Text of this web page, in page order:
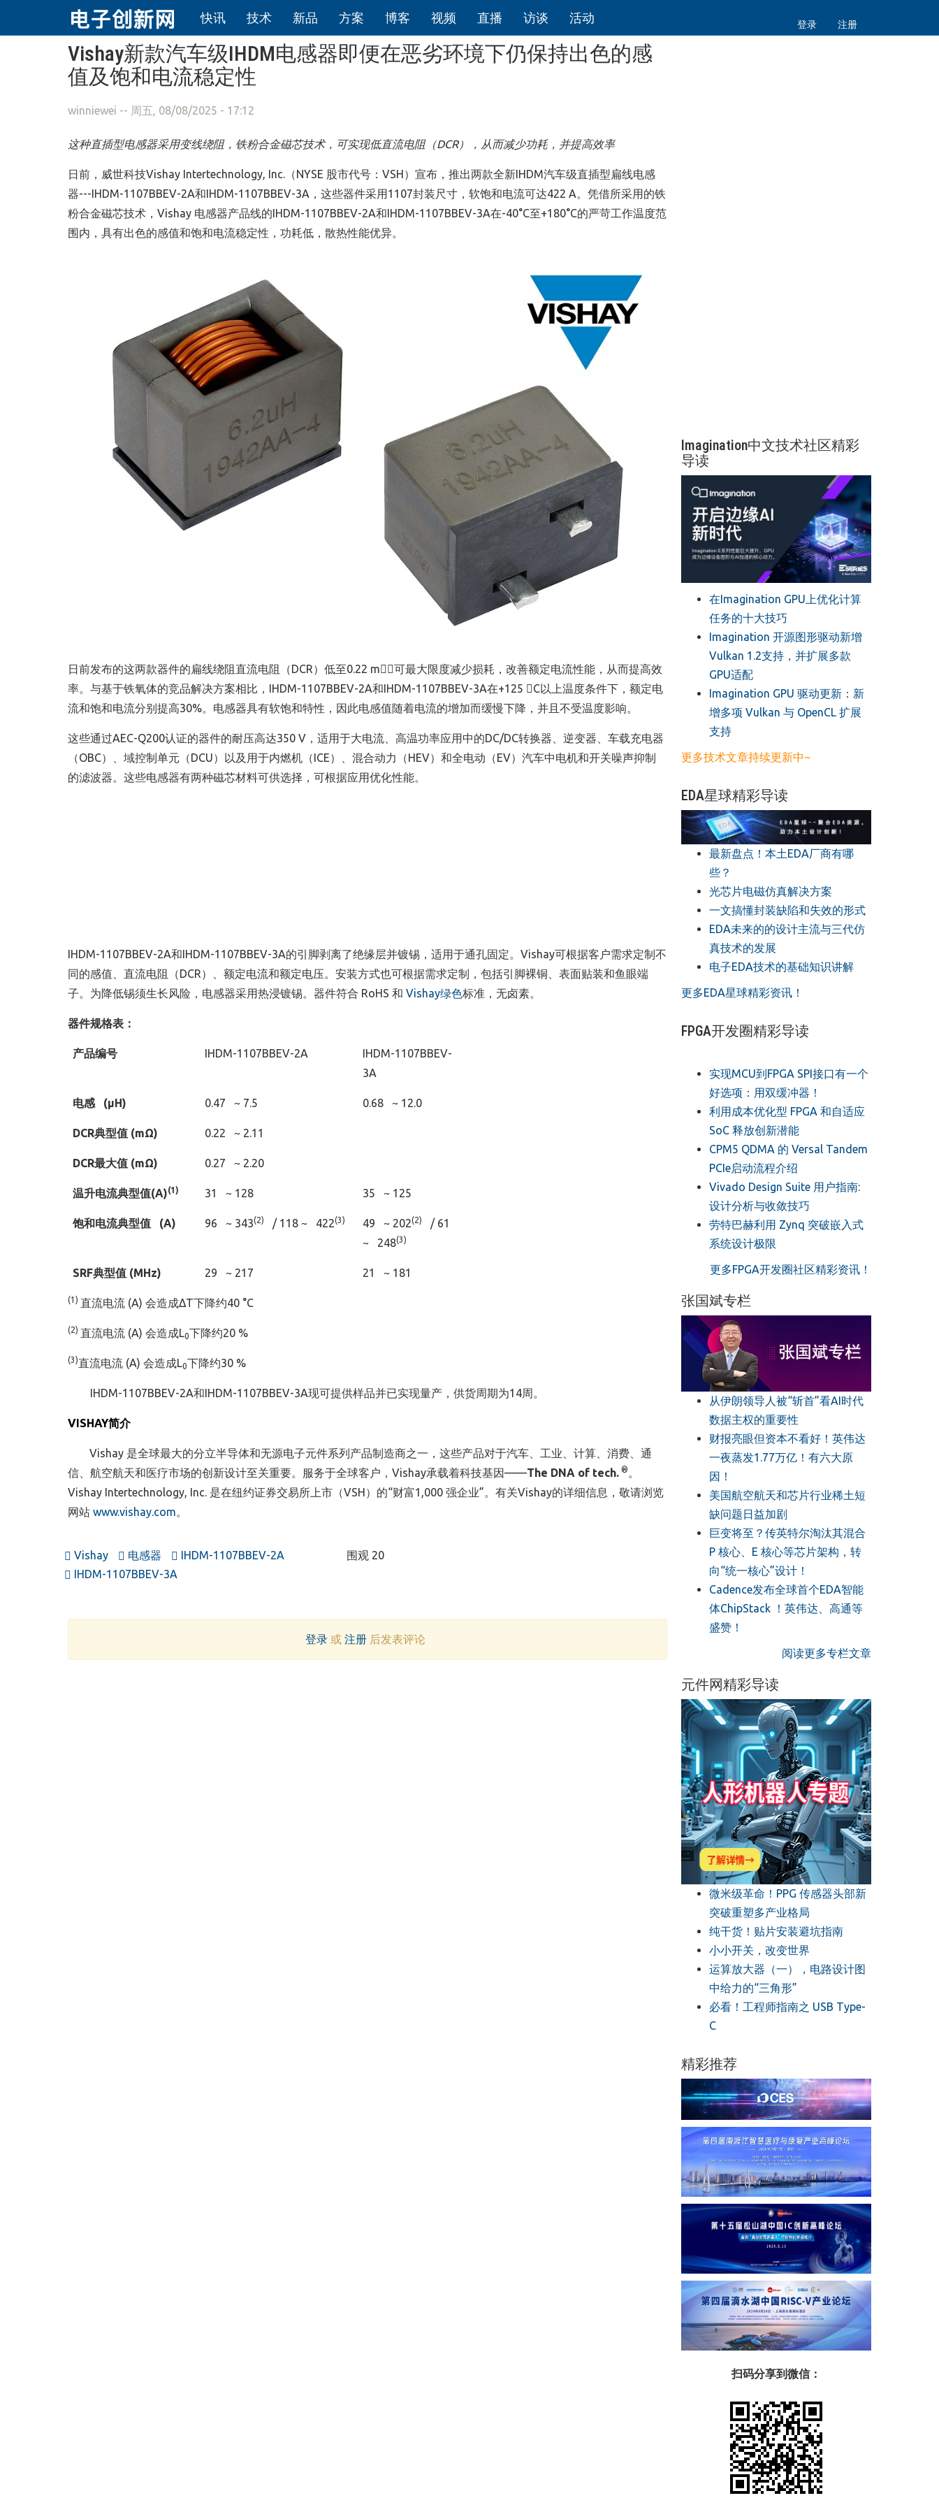
跳转到主要内容
快讯 技术 新品 方案 博客 视频 直播 访谈 活动 登录 注册
Vishay新款汽车级IHDM电感器即便在恶劣环境下仍保持出色的感
值及饱和电流稳定性
winniewei -- 周五, 08/08/2025 - 17:12
这种直插型电感器采用变线绕阻，铁粉合金磁芯技术，可实现低直流电阻（DCR），从而减少功耗，并提高效率
日前，威世科技Vishay Intertechnology, Inc.（NYSE 股市代号：VSH）宣布，推出两款全新IHDM汽车级直插型扁线电感
器---IHDM-1107BBEV-2A和IHDM-1107BBEV-3A，这些器件采用1107封装尺寸，软饱和电流可达422 A。凭借所采用的铁
粉合金磁芯技术，Vishay 电感器产品线的IHDM-1107BBEV-2A和IHDM-1107BBEV-3A在-40°C至+180°C的严苛工作温度范
围内，具有出色的感值和饱和电流稳定性，功耗低，散热性能优异。
日前发布的这两款器件的扁线绕阻直流电阻（DCR）低至0.22 m，可最大限度减少损耗，改善额定电流性能，从而提高效
率。与基于铁氧体的竞品解决方案相比，IHDM-1107BBEV-2A和IHDM-1107BBEV-3A在+125 C以上温度条件下，额定电
流和饱和电流分别提高30%。电感器具有软饱和特性，因此电感值随着电流的增加而缓慢下降，并且不受温度影响。
这些通过AEC-Q200认证的器件的耐压高达350 V，适用于大电流、高温功率应用中的DC/DC转换器、逆变器、车载充电器
（OBC）、域控制单元（DCU）以及用于内燃机（ICE）、混合动力（HEV）和全电动（EV）汽车中电机和开关噪声抑制
的滤波器。这些电感器有两种磁芯材料可供选择，可根据应用优化性能。
IHDM-1107BBEV-2A和IHDM-1107BBEV-3A的引脚剥离了绝缘层并镀锡，适用于通孔固定。Vishay可根据客户需求定制不
同的感值、直流电阻（DCR）、额定电流和额定电压。安装方式也可根据需求定制，包括引脚裸铜、表面贴装和鱼眼端
子。为降低锡须生长风险，电感器采用热浸镀锡。器件符合 RoHS 和 Vishay绿色标准，无卤素。
器件规格表：
产品编号 IHDM-1107BBEV-2A
IHDM-1107BBEV-
3A
电感 (µH) 0.47 ~ 7.5 0.68 ~ 12.0
DCR典型值 (mΩ) 0.22 ~ 2.11
DCR最大值 (mΩ) 0.27 ~ 2.20
温升电流典型值(A)(1) 31 ~ 128 35 ~ 125
饱和电流典型值 (A) 96 ~ 343(2) / 118 ~ 422(3) 49 ~ 202(2)
/ 61
~ 248(3)
SRF典型值 (MHz) 29 ~ 217 21 ~ 181
(1) 直流电流 (A) 会造成ΔT下降约40 °C
(2) 直流电流 (A) 会造成L0下降约20 %
(3)直流电流 (A) 会造成L0下降约30 %
IHDM-1107BBEV-2A和IHDM-1107BBEV-3A现可提供样品并已实现量产，供货周期为14周。
VISHAY简介
Vishay 是全球最大的分立半导体和无源电子元件系列产品制造商之一，这些产品对于汽车、工业、计算、消费、通
信、航空航天和医疗市场的创新设计至关重要。服务于全球客户， Vishay承载着科技基因——The DNA of tech. ® 。
Vishay Intertechnology, Inc. 是在纽约证券交易所上市（VSH）的“财富1,000 强企业”。有关Vishay的详细信息，敬请浏览
网站 www.vishay.com。
Vishay 电感器
IHDM-1107BBEV-2A
IHDM-1107BBEV-3A
围观 20
登录 或注册 后发表评论
Imagination中文技术社区精彩
导读
在Imagination GPU上优化计算
任务的十大技巧
​Imagination 开源图形驱动新增
Vulkan 1.2支持，并扩展多款
GPU适配
​Imagination GPU 驱动更新：新
增多项 Vulkan 与 OpenCL 扩展
支持
更多技术文章持续更新中~
EDA星球精彩导读
最新盘点！本土EDA厂商有哪
些？
光芯片电磁仿真解决方案
一文搞懂封装缺陷和失效的形式
EDA未来的的设计主流与三代仿
真技术的发展
电子EDA技术的基础知识讲解
更多EDA星球精彩资讯！
FPGA开发圈精彩导读
实现MCU到FPGA SPI接口有一个
好选项：用双缓冲器！
利用成本优化型 FPGA 和自适应
SoC 释放创新潜能
CPM5 QDMA 的 Versal Tandem
PCIe启动流程介绍
Vivado Design Suite 用户指南:
设计分析与收敛技巧
劳特巴赫利用 Zynq 突破嵌入式
系统设计极限
更多FPGA开发圈社区精彩资讯！
张国斌专栏
从伊朗领导人被“斩首”看AI时代
数据主权的重要性
财报亮眼但资本不看好！英伟达
一夜蒸发1.77万亿！有六大原
因！
美国航空航天和芯片行业稀土短
缺问题日益加剧
巨变将至？传英特尔淘汰其混合
P 核心、E 核心等芯片架构，转
向“统一核心”设计！
Cadence发布全球首个EDA智能
体ChipStack ！英伟达、高通等
盛赞！
阅读更多专栏文章
元件网精彩导读
微米级革命！PPG 传感器头部新
突破重塑多产业格局
纯干货！贴片安装避坑指南
小小开关，改变世界
运算放大器（一），电路设计图
中给力的“三角形”
必看！工程师指南之 USB Type-
C
精彩推荐
扫码分享到微信：